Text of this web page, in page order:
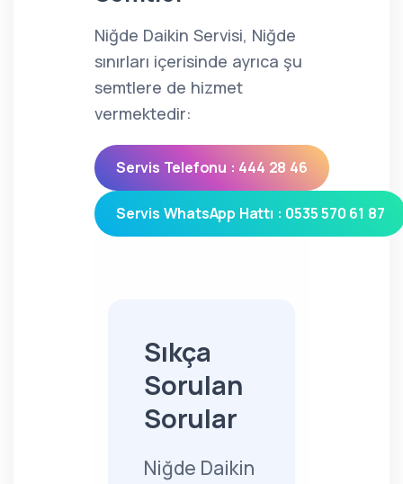
Niğde Daikin Servisi, Niğde
sınırları içerisinde ayrıca şu
semtlere de hizmet
vermektedir:
Servis Telefonu : 444 28 46
Servis WhatsApp Hattı : 0535 570 61 87
Sıkça
Sorulan
Sorular
Niğde Daikin